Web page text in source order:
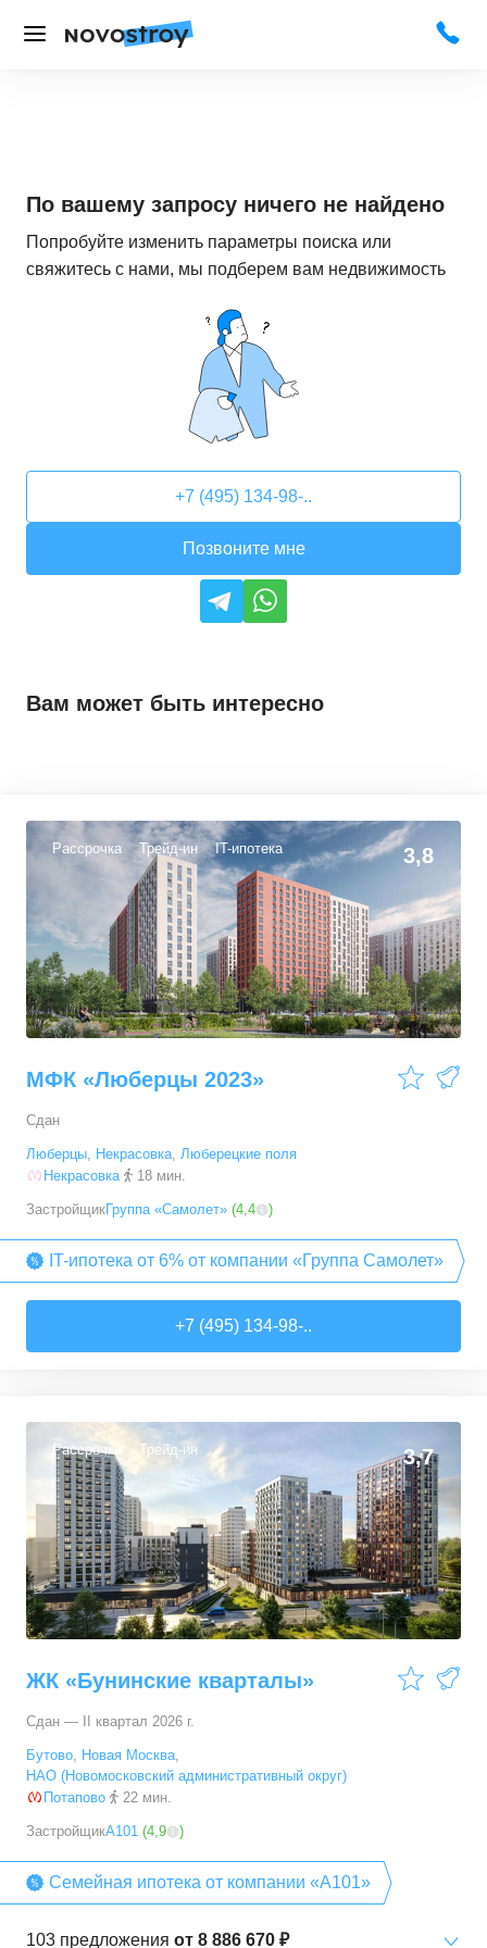
По вашему запросу ничего не найдено
Попробуйте изменить параметры поиска или
свяжитесь с нами, мы подберем вам недвижимость
+7 (495) 134-98-..
Позвоните мне
Вам может быть интересно
Рассрочка Трейд-ин IT-ипотека 3,8
МФК «Люберцы 2023»
Сдан
Люберцы, Некрасовка, Люберецкие поля
Некрасовка
18 мин.
ЗастройщикГруппа «Самолет» (4,4 )
IT-ипотека от 6% от компании «Группа Самолет»
+7 (495) 134-98-..
Рассрочка Трейд-ин 3,7
ЖК «Бунинские кварталы»
Сдан — II квартал 2026 г.
Бутово, Новая Москва,
НАО (Новомосковский административный округ)
Потапово
22 мин.
ЗастройщикА101 (4,9 )
Семейная ипотека от компании «А101»
103 предложения от 8 886 670 ₽